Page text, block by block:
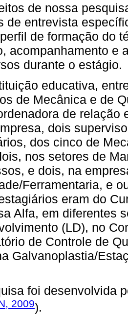
de nossa
de entrevista
de formação do
acompanhamento e
durante o estágio.
educativa,
de Mecânica e de
de relação
dois
dos cinco de
nos setores de
e dois, na
Ferramentaria, e
eram do
Alfa, em diferentes
(LD), no
de Controle de
Galvanoplastia/
foi desenvolvida
2009).